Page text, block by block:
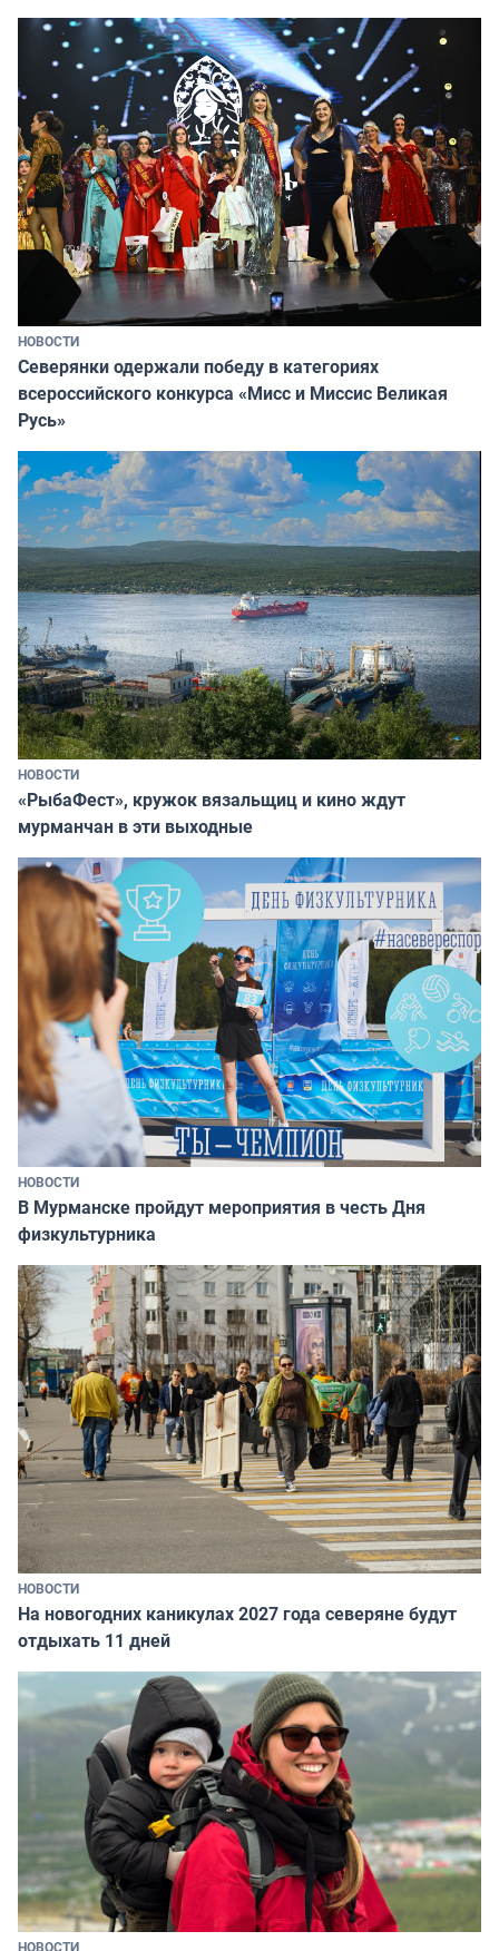
НОВОСТИ
Северянки одержали победу в категориях
всероссийского конкурса «Мисс и Миссис Великая
Русь»
НОВОСТИ
«РыбаФест», кружок вязальщиц и кино ждут
мурманчан в эти выходные
НОВОСТИ
В Мурманске пройдут мероприятия в честь Дня
физкультурника
НОВОСТИ
На новогодних каникулах 2027 года северяне будут
отдыхать 11 дней
НОВОСТИ